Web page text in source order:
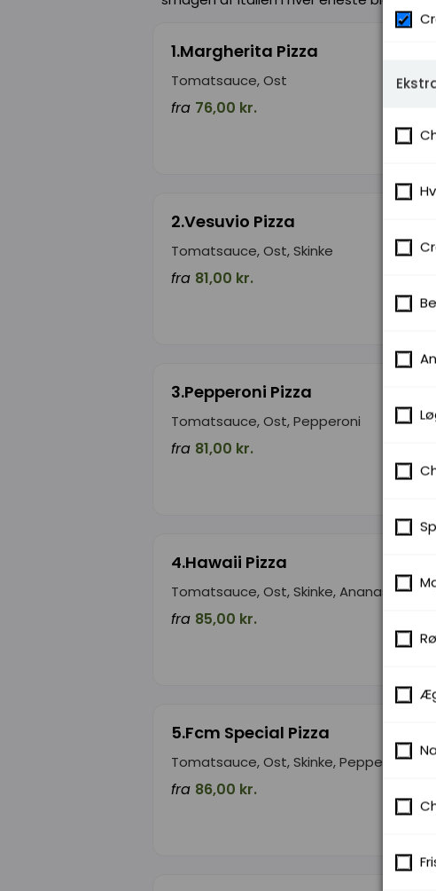
1.Margherita Pizza
Tomatsauce, Ost
fra 76,00 kr.
2.Vesuvio Pizza
Tomatsauce, Ost, Skinke
fra 81,00 kr.
3.Pepperoni Pizza
Tomatsauce, Ost, Pepperoni
fra 81,00 kr.
4.Hawaii Pizza
Tomatsauce, Ost, Skinke, Ananas
fra 85,00 kr.
5.Fcm Special Pizza
Tomatsauce, Ost, Skinke, Pepperoni
fra 86,00 kr.